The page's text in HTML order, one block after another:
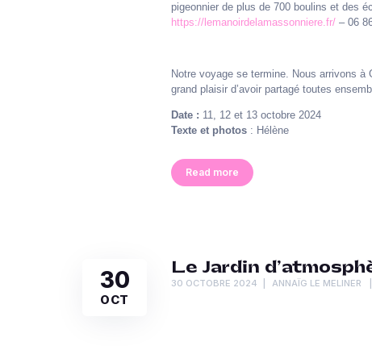
pigeonnier de plus de 700 boulins et des
https://lemanoirdelamassonniere.fr/ – 06
Notre voyage se termine. Nous arrivons
grand plaisir d’avoir partagé toutes
Date : 11, 12 et 13 octobre 2024
Texte et photos : Hélène
Read more
30
OCT
Le Jardin
30 OCTOBRE 2024 ANNAÏG LE MELINER